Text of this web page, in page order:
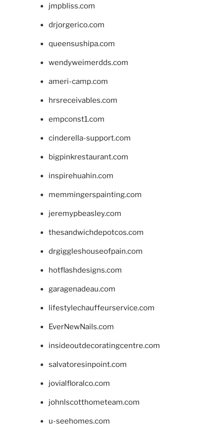
jmpbliss.com
drjorgerico.com
queensushipa.com
wendyweimerdds.com
ameri-camp.com
hrsreceivables.com
empconst1.com
cinderella-support.com
bigpinkrestaurant.com
inspirehuahin.com
memmingerspainting.com
jeremypbeasley.com
thesandwichdepotcos.com
drgiggleshouseofpain.com
hotflashdesigns.com
garagenadeau.com
lifestylechauffeurservice.com
EverNewNails.com
insideoutdecoratingcentre.com
salvatoresinpoint.com
jovialfloralco.com
johnlscotthometeam.com
u-seehomes.com